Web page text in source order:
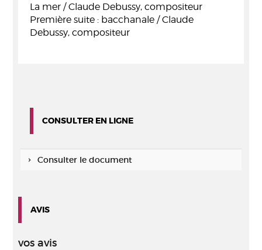
La mer / Claude Debussy, compositeur
Première suite : bacchanale / Claude
Debussy, compositeur
CONSULTER EN LIGNE
Consulter le document
AVIS
vos avis